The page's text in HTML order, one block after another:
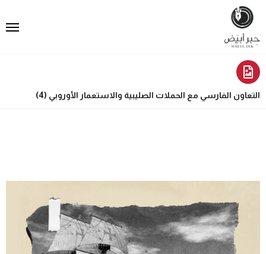
التعاون الفارسي مع الحملات الصليبية والاستعمار الأوروبي (4)